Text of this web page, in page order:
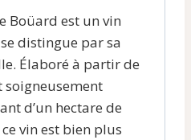
Boüard est un vin
distingue par sa
Élaboré à partir de
soigneusement
d’un hectare de
vin est bien plus